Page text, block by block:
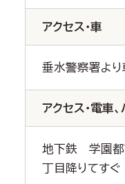
アクセス・車
垂水警察署よ
アクセス・電車、
地下鉄 学園
丁目降りてすぐ